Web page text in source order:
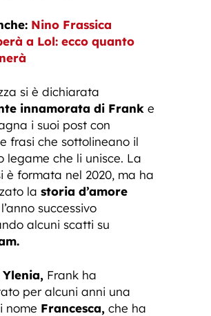
Nino Frassica
a Lol: ecco quanto
si è dichiarata
innamorata di Frank e
i suoi post con
frasi che sottolineano il
legame che li unisce. La
è formata nel 2020, ma ha
la storia d’amore
successivo
alcuni scatti su
Ylenia, Frank ha
per alcuni anni una
nome Francesca, che ha